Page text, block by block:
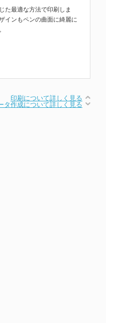
た最適な方法で印刷しま
インもペンの曲面に綺麗に
印刷について詳しく見る
タ作成について詳しく見る